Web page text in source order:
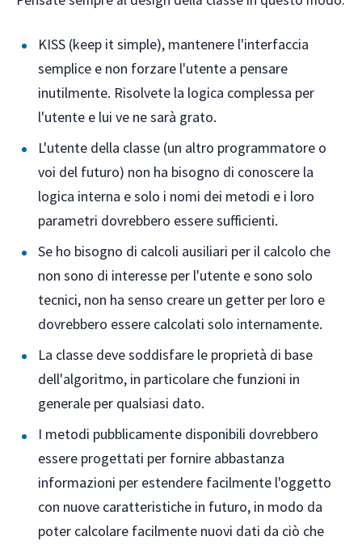
KISS (keep it simple), mantenere l'interfaccia
semplice e non forzare l'utente a pensare
inutilmente. Risolvete la logica complessa per
l'utente e lui ve ne sarà grato.
L'utente della classe (un altro programmatore o
voi del futuro) non ha bisogno di conoscere la
logica interna e solo i nomi dei metodi e i loro
parametri dovrebbero essere sufficienti.
Se ho bisogno di calcoli ausiliari per il calcolo che
non sono di interesse per l'utente e sono solo
tecnici, non ha senso creare un getter per loro e
dovrebbero essere calcolati solo internamente.
La classe deve soddisfare le proprietà di base
dell'algoritmo, in particolare che funzioni in
generale per qualsiasi dato.
I metodi pubblicamente disponibili dovrebbero
essere progettati per fornire abbastanza
informazioni per estendere facilmente l'oggetto
con nuove caratteristiche in futuro, in modo da
poter calcolare facilmente nuovi dati da ciò che